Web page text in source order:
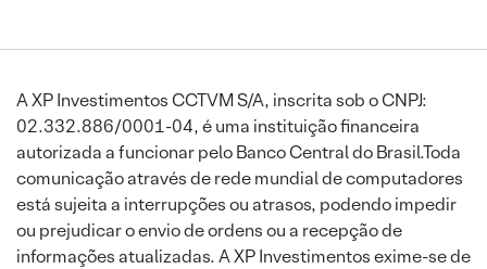
A XP Investimentos CCTVM S/A, inscrita sob o CNPJ:
02.332.886/0001-04, é uma instituição financeira
autorizada a funcionar pelo Banco Central do Brasil.Toda
comunicação através de rede mundial de computadores
está sujeita a interrupções ou atrasos, podendo impedir
ou prejudicar o envio de ordens ou a recepção de
informações atualizadas. A XP Investimentos exime-se de